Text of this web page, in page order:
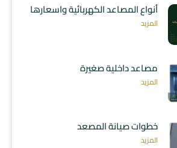
أنواع المصاعد الكهربائية واسعارها
المزيد
مصاعد داخلية صغيرة
المزيد
خطوات صيانة المصعد
المزيد